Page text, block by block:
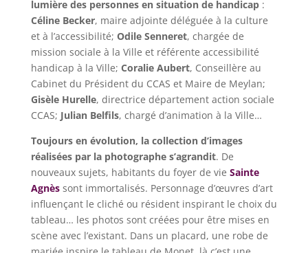
lumière des personnes en situation de handicap :
Céline Becker, maire adjointe déléguée à la culture
et à l’accessibilité; Odile Senneret, chargée de
mission sociale à la Ville et référente accessibilité
handicap à la Ville; Coralie Aubert, Conseillère au
Cabinet du Président du CCAS et Maire de Meylan;
Gisèle Hurelle, directrice département action sociale
CCAS; Julian Belfils, chargé d’animation à la Ville…
Toujours en évolution, la collection d’images
réalisées par la photographe s’agrandit. De
nouveaux sujets, habitants du foyer de vie Sainte
Agnèssont immortalisés. Personnage d’œuvres d’art
influençant le cliché ou résident inspirant le choix du
tableau… les photos sont créées pour être mises en
scène avec l’existant. Dans un placard, une robe de